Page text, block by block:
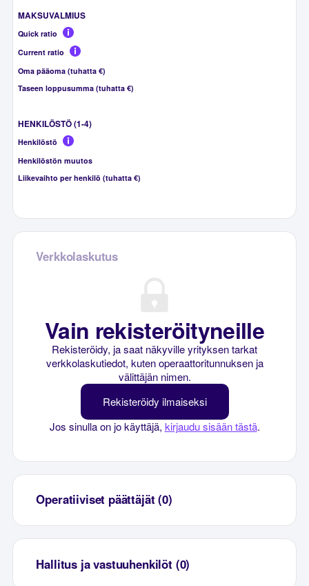
MAKSUVALMIUS
Quick ratio
Current ratio
Oma pääoma (tuhatta €)
Taseen loppusumma (tuhatta €)
HENKILÖSTÖ (1-4)
Henkilöstö
Henkilöstön muutos
Liikevaihto per henkilö (tuhatta €)
Verkkolaskutus
Vain rekisteröityneille
Rekisteröidy, ja saat näkyville yrityksen tarkat
verkkolaskutiedot, kuten operaattoritunnuksen ja
välittäjän nimen.
Rekisteröidy ilmaiseksi
Jos sinulla on jo käyttäjä, kirjaudu sisään tästä.
Operatiiviset päättäjät (0)
Hallitus ja vastuuhenkilöt (0)